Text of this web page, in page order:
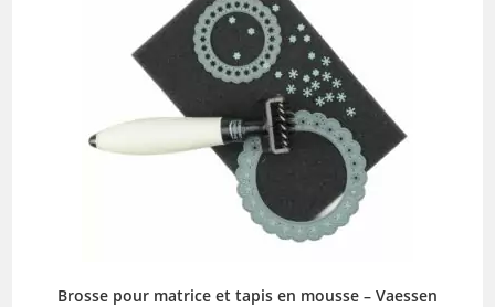
Brosse pour matrice et tapis en mousse – Vaessen